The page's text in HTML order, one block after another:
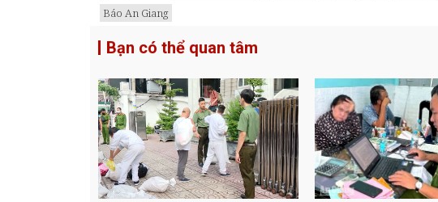
Báo An Giang
Bạn có thể quan tâm